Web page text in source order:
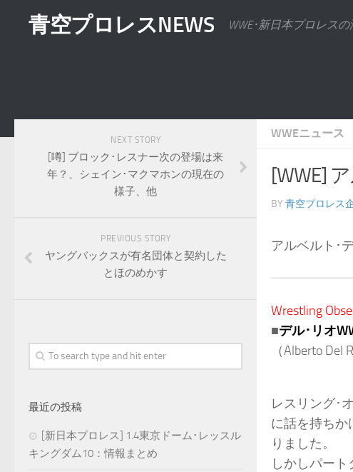
青空プロレスNEWS WWE･新日本プロレス
WWEニュース
[WWE]
BY 青空プロレス
アルベルト･
Wrestling
■デル･リオ
（Alberto Del
レスリング･
に話を持ちか
りました。
しかしパー
NEXT STORY
[噂] ブロック･レスナー次の登場は来
年？、シェイン･マクマホンの現在の
様子、他
PREVIOUS STORY
ヤングバックスが有名団体と契約した
とほのめかす
最近の投稿
[新日本プロレス] 1.4東京ドーム･レッスル
キングダム10：情報まとめ